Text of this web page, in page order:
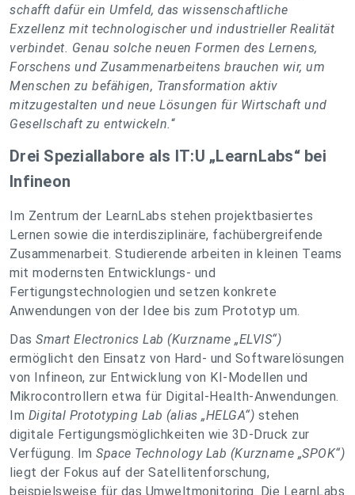
schafft dafür ein Umfeld, das wissenschaftliche
Exzellenz mit technologischer und industrieller Realität
verbindet. Genau solche neuen Formen des Lernens,
Forschens und Zusammenarbeitens brauchen wir, um
Menschen zu befähigen, Transformation aktiv
mitzugestalten und neue Lösungen für Wirtschaft und
Gesellschaft zu entwickeln.“
Drei Speziallabore als IT:U „LearnLabs“ bei
Infineon
Im Zentrum der LearnLabs stehen projektbasiertes
Lernen sowie die interdisziplinäre, fachübergreifende
Zusammenarbeit. Studierende arbeiten in kleinen Teams
mit modernsten Entwicklungs- und
Fertigungstechnologien und setzen konkrete
Anwendungen von der Idee bis zum Prototyp um.
Das Smart Electronics Lab (Kurzname „ELVIS“)
ermöglicht den Einsatz von Hard- und Softwarelösungen
von Infineon, zur Entwicklung von KI-Modellen und
Mikrocontrollern etwa für Digital-Health-Anwendungen.
Im Digital Prototyping Lab (alias „HELGA“) stehen
digitale Fertigungsmöglichkeiten wie 3D-Druck zur
Verfügung. Im Space Technology Lab (Kurzname „SPOK“)
liegt der Fokus auf der Satellitenforschung,
beispielsweise für das Umweltmonitoring. Die LearnLabs